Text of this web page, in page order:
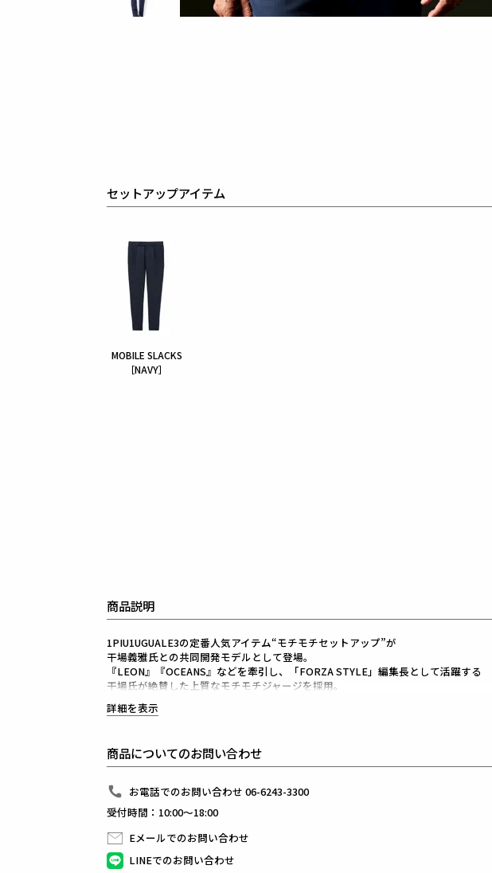
セットアップアイテム
MOBILE SLACKS
［NAVY］
商品説明
1PIU1UGUALE3の定番人気アイテム“モチモチセットアップ”が
干場義雅氏との共同開発モデルとして登場。
『LEON』『OCEANS』などを牽引し、「FORZA STYLE」編集長として活躍する
干場氏が絶賛した上質なモチモチジャージを採用。
ネイビーは別注染めによる特別カラーです。
ベースのモバイルセットアップをさらにアップデートし、
また、ヘリンボーン柄専用ポーチを付属することでどこでも携帯、
持ち運びやすいセットアップになりました。
※パンツの裾始末については、物撮りが正しいものとなります。
素材
MOCHI MOCHI FULLDUL JERSEY
表地 : ポリエステル90% ポリウレタン10%
裏地 : キュプラ100%
詳細を表示
商品についてのお問い合わせ
お電話でのお問い合わせ 06-6243-3300
受付時間：10:00～18:00
Eメールでのお問い合わせ
LINEでのお問い合わせ